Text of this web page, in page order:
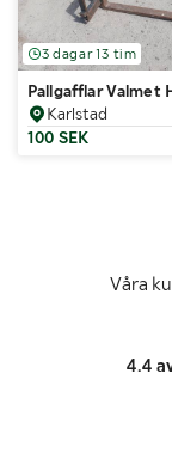
3 dagar 13 tim
Pallgafflar Valmet
Karlstad
100 SEK
Våra
4.4